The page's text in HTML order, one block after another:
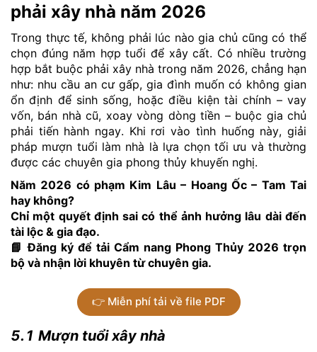
phải xây nhà năm 2026
Trong thực tế, không phải lúc nào gia chủ cũng có thể
chọn đúng năm hợp tuổi để xây cất. Có nhiều trường
hợp bắt buộc phải xây nhà trong năm 2026, chẳng hạn
như: nhu cầu an cư gấp, gia đình muốn có không gian
ổn định để sinh sống, hoặc điều kiện tài chính – vay
vốn, bán nhà cũ, xoay vòng dòng tiền – buộc gia chủ
phải tiến hành ngay. Khi rơi vào tình huống này, giải
pháp mượn tuổi làm nhà là lựa chọn tối ưu và thường
được các chuyên gia phong thủy khuyến nghị.
Năm 2026 có phạm Kim Lâu – Hoang Ốc – Tam Tai
hay không?
Chỉ một quyết định sai có thể ảnh hưởng lâu dài đến
tài lộc & gia đạo.
📘 Đăng ký để tải Cẩm nang Phong Thủy 2026 trọn
bộ và nhận lời khuyên từ chuyên gia.
👉 Miễn phí tải về file PDF
5.1 Mượn tuổi xây nhà